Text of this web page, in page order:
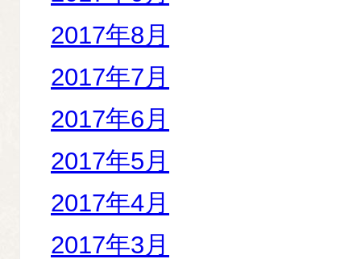
2017年8月
2017年7月
2017年6月
2017年5月
2017年4月
2017年3月